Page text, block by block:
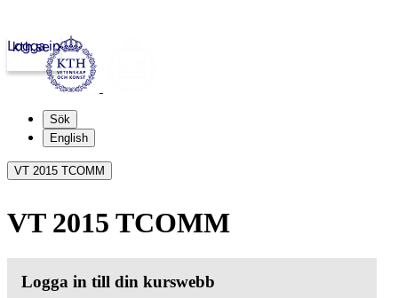
kth.se
Logga in
Sök
English
VT 2015 TCOMM
VT 2015 TCOMM
Logga in till din kurswebb